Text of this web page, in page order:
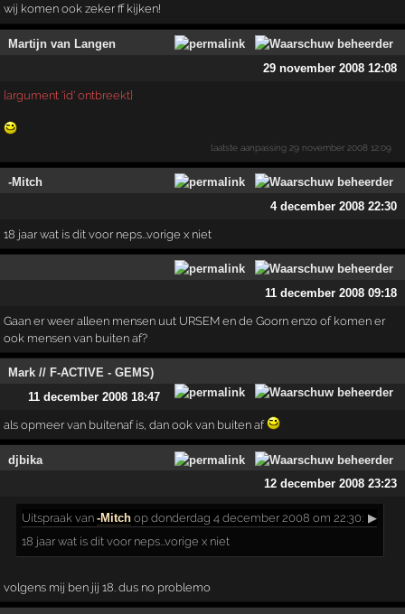
wij komen ook zeker ff kijken!
Martijn van Langen
29 november 2008 12:08
{argument 'id' ontbreekt}
laatste aanpassing 29 november 2008 12:09
-Mitch
4 december 2008 22:30
18 jaar wat is dit voor neps...vorige x niet
11 december 2008 09:18
Gaan er weer alleen mensen uut URSEM en de Goorn enzo of komen er
ook mensen van buiten af?
Mark // F-ACTIVE - GEMS)
11 december 2008 18:47
als opmeer van buitenaf is, dan ook van buiten af
djbika
12 december 2008 23:23
Uitspraak van-Mitch op donderdag 4 december 2008 om 22:30: ▶
18 jaar wat is dit voor neps...vorige x niet
volgens mij ben jij 18. dus no problemo